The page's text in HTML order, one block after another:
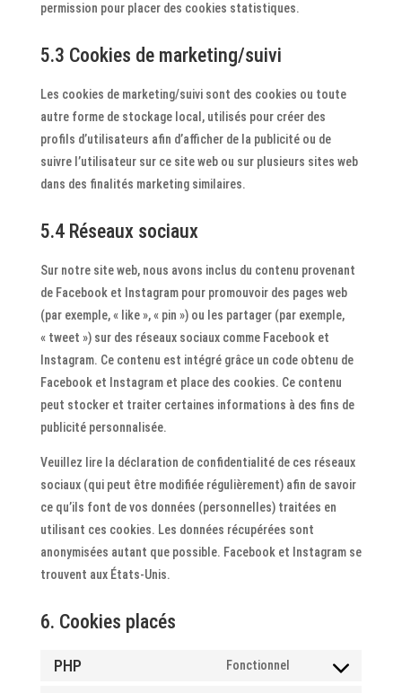
permission pour placer des cookies statistiques.
5.3 Cookies de marketing/suivi
Les cookies de marketing/suivi sont des cookies ou toute
autre forme de stockage local, utilisés pour créer des
profils d’utilisateurs afin d’afficher de la publicité ou de
suivre l’utilisateur sur ce site web ou sur plusieurs sites web
dans des finalités marketing similaires.
5.4 Réseaux sociaux
Sur notre site web, nous avons inclus du contenu provenant
de Facebook et Instagram pour promouvoir des pages web
(par exemple, « like », « pin ») ou les partager (par exemple,
« tweet ») sur des réseaux sociaux comme Facebook et
Instagram. Ce contenu est intégré grâce un code obtenu de
Facebook et Instagram et place des cookies. Ce contenu
peut stocker et traiter certaines informations à des fins de
publicité personnalisée.
Veuillez lire la déclaration de confidentialité de ces réseaux
sociaux (qui peut être modifiée régulièrement) afin de savoir
ce qu’ils font de vos données (personnelles) traitées en
utilisant ces cookies. Les données récupérées sont
anonymisées autant que possible. Facebook et Instagram se
trouvent aux États-Unis.
6. Cookies placés
PHP Fonctionnel
Consent